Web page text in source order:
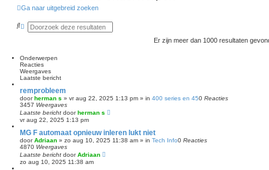
Ga naar uitgebreid zoeken
Z U
b
r
e
i
d
z
o
e
k
n
Er zijn meer dan 1000 resultaten
Onderwerpen
Reacties
Weergaves
Laatste bericht
remprobleem
doorherman s » vr aug 22, 2025 1:13 pm » in 400 series en 450 Reacties
3457 Weergaves
Laatste bericht doorherman s
vr aug 22, 2025 1:13 pm
MG F automaat opnieuw inleren lukt niet
doorAdriaan » zo aug 10, 2025 11:38 am » in Tech Info0 Reacties
4870 Weergaves
Laatste bericht doorAdriaan
zo aug 10, 2025 11:38 am